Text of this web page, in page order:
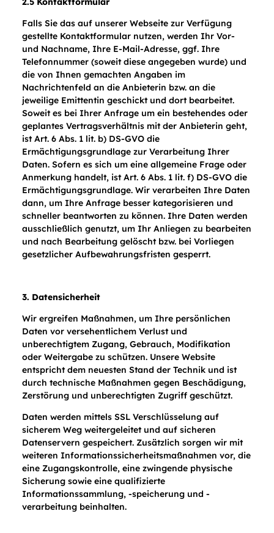
Falls Sie das auf unserer Webseite zur Verfügung
gestellte Kontaktformular nutzen, werden Ihr Vor-
und Nachname, Ihre E-Mail-Adresse, ggf. Ihre
Telefonnummer (soweit diese angegeben wurde) und
die von Ihnen gemachten Angaben im
Nachrichtenfeld an die Anbieterin bzw. an die
jeweilige Emittentin geschickt und dort bearbeitet.
Soweit es bei Ihrer Anfrage um ein bestehendes oder
geplantes Vertragsverhältnis mit der Anbieterin geht,
ist Art. 6 Abs. 1 lit. b) DS-GVO die
Ermächtigungsgrundlage zur Verarbeitung Ihrer
Daten. Sofern es sich um eine allgemeine Frage oder
Anmerkung handelt, ist Art. 6 Abs. 1 lit. f) DS-GVO die
Ermächtigungsgrundlage. Wir verarbeiten Ihre Daten
dann, um Ihre Anfrage besser kategorisieren und
schneller beantworten zu können. Ihre Daten werden
ausschließlich genutzt, um Ihr Anliegen zu bearbeiten
und nach Bearbeitung gelöscht bzw. bei Vorliegen
gesetzlicher Aufbewahrungsfristen gesperrt.
3. Datensicherheit
Wir ergreifen Maßnahmen, um Ihre persönlichen
Daten vor versehentlichem Verlust und
unberechtigtem Zugang, Gebrauch, Modifikation
oder Weitergabe zu schützen. Unsere Website
entspricht dem neuesten Stand der Technik und ist
durch technische Maßnahmen gegen Beschädigung,
Zerstörung und unberechtigten Zugriff geschützt.
Daten werden mittels SSL Verschlüsselung auf
sicherem Weg weitergeleitet und auf sicheren
Datenservern gespeichert. Zusätzlich sorgen wir mit
weiteren Informationssicherheitsmaßnahmen vor, die
eine Zugangskontrolle, eine zwingende physische
Sicherung sowie eine qualifizierte
Informationssammlung, -speicherung und -
verarbeitung beinhalten.